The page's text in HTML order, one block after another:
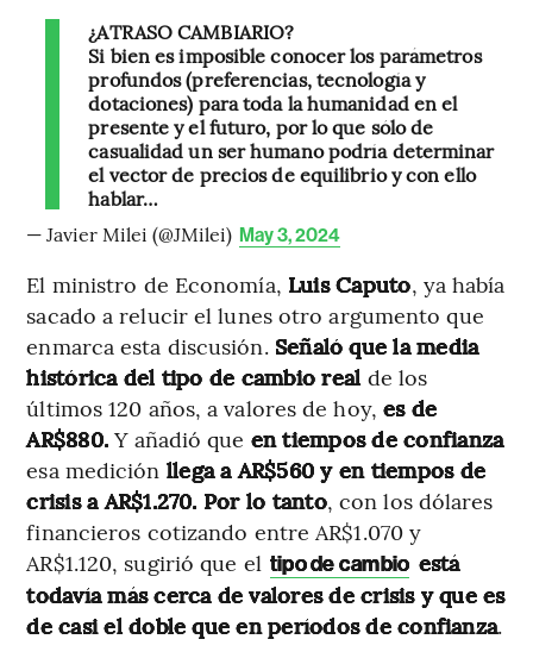
¿ATRASO CAMBIARIO?
Si bien es imposible conocer los parámetros
profundos (preferencias, tecnología y
dotaciones) para toda la humanidad en el
presente y el futuro, por lo que sólo de
casualidad un ser humano podría determinar
el vector de precios de equilibrio y con ello
hablar…
— Javier Milei (@JMilei) May 3, 2024
El ministro de Economía, Luis Caputo, ya había
sacado a relucir el lunes otro argumento que
enmarca esta discusión. Señaló que la media
histórica del tipo de cambio real de los
últimos 120 años, a valores de hoy, es de
AR$880.Y añadió que en tiempos de confianza
esa medición llega a AR$560 y en tiempos de
crisis a AR$1.270. Por lo tanto, con los dólares
financieros cotizando entre AR$1.070 y
AR$1.120, sugirió que el tipo de cambio está
todavía más cerca de valores de crisis y que es
de casi el doble que en períodos de confianza.